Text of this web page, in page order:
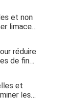
et non
limaces
réduire
de fin
et
les